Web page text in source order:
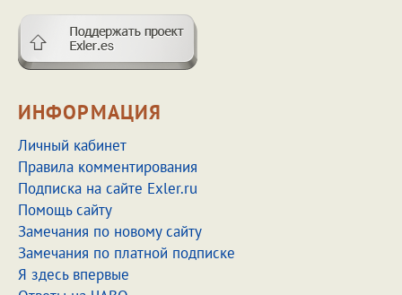
ИНФОРМАЦИЯ
Личный кабинет
Правила комментирования
Подписка на сайте Exler.ru
Помощь сайту
Замечания по новому сайту
Замечания по платной подписке
Я здесь впервые